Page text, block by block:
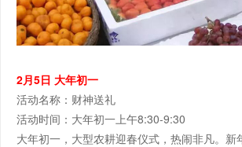
2月5日 大年初一
活动名称：财神送礼
活动时间：大年初一上午8:30-9:30
大年初一，大型农耕迎春仪式，热闹非凡。新